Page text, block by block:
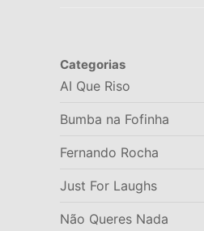
Categorias
AI Que Riso
Bumba na Fofinha
Fernando Rocha
Just For Laughs
Não Queres Nada